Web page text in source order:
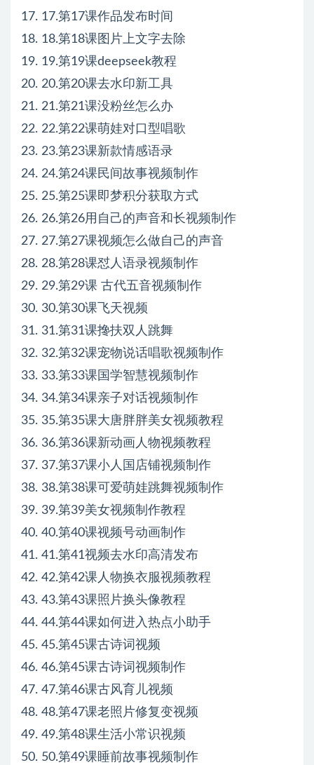
17. 17.第17课作品发布时间
18. 18.第18课图片上文字去除
19. 19.第19课deepseek教程
20. 20.第20课去水印新工具
21. 21.第21课没粉丝怎么办
22. 22.第22课萌娃对口型唱歌
23. 23.第23课新款情感语录
24. 24.第24课民间故事视频制作
25. 25.第25课即梦积分获取方式
26. 26.第26用自己的声音和长视频制作
27. 27.第27课视频怎么做自己的声音
28. 28.第28课怼人语录视频制作
29. 29.第29课 古代五音视频制作
30. 30.第30课飞天视频
31. 31.第31课搀扶双人跳舞
32. 32.第32课宠物说话唱歌视频制作
33. 33.第33课国学智慧视频制作
34. 34.第34课亲子对话视频制作
35. 35.第35课大唐胖胖美女视频教程
36. 36.第36课新动画人物视频教程
37. 37.第37课小人国店铺视频制作
38. 38.第38课可爱萌娃跳舞视频制作
39. 39.第39美女视频制作教程
40. 40.第40课视频号动画制作
41. 41.第41视频去水印高清发布
42. 42.第42课人物换衣服视频教程
43. 43.第43课照片换头像教程
44. 44.第44课如何进入热点小助手
45. 45.第45课古诗词视频
46. 46.第45课古诗词视频制作
47. 47.第46课古风育儿视频
48. 48.第47课老照片修复变视频
49. 49.第48课生活小常识视频
50. 50.第49课睡前故事视频制作